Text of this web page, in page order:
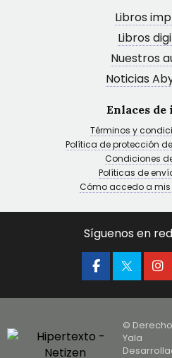
Libros
Libros
Nuestros
Noticias
Enlaces de
Términos y
Política de protección
Condiciones
Políticas de
Cómo accedo a
Síguenos en
©
Yala